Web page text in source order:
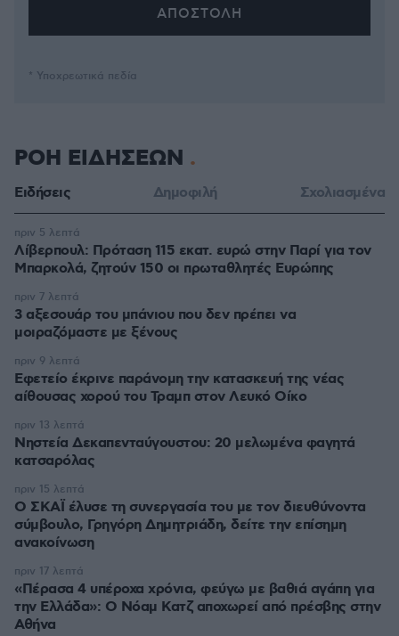
* Υποχρεωτικά πεδία
ΡΟΗ ΕΙΔΗΣΕΩΝ
Ειδήσεις Δημοφιλή Σχολιασμένα
Λίβερπουλ: Πρόταση 115 εκατ. ευρώ στην Παρί για τον
Μπαρκολά, ζητούν 150 οι πρωταθλητές Ευρώπης
πριν 5 λεπτά
3 αξεσουάρ του μπάνιου που δεν πρέπει να
μοιραζόμαστε με ξένους
πριν 7 λεπτά
Εφετείο έκρινε παράνομη την κατασκευή της νέας
αίθουσας χορού του Τραμπ στον Λευκό Οίκο
πριν 9 λεπτά
Νηστεία Δεκαπενταύγουστου: 20 μελωμένα φαγητά
κατσαρόλας
πριν 13 λεπτά
Ο ΣΚΑΪ έλυσε τη συνεργασία του με τον διευθύνοντα
σύμβουλο, Γρηγόρη Δημητριάδη, δείτε την επίσημη
ανακοίνωση
πριν 15 λεπτά
«Πέρασα 4 υπέροχα χρόνια, φεύγω με βαθιά αγάπη για
την Ελλάδα»: Ο Νόαμ Κατζ αποχωρεί από πρέσβης στην
Αθήνα
πριν 17 λεπτά